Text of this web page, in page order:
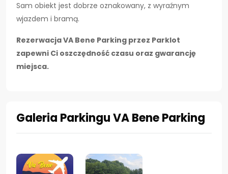
Sam obiekt jest dobrze oznakowany, z wyraźnym
wjazdem i bramą.
RezerwacjaVA Bene Parking przez Parklot
zapewni Ci oszczędność czasu oraz gwarancję
miejsca.
Galeria Parkingu VA Bene Parking